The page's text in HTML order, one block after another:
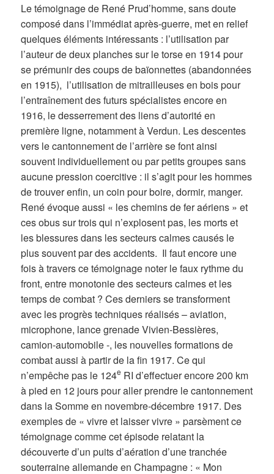
Le témoignage de René Prud’homme, sans doute
composé dans l’immédiat après-guerre, met en relief
quelques éléments intéressants : l’utilisation par
l’auteur de deux planches sur le torse en 1914 pour
se prémunir des coups de baïonnettes (abandonnées
en 1915), l’utilisation de mitrailleuses en bois pour
l’entraînement des futurs spécialistes encore en
1916, le desserrement des liens d’autorité en
première ligne, notamment à Verdun. Les descentes
vers le cantonnement de l’arrière se font ainsi
souvent individuellement ou par petits groupes sans
aucune pression coercitive : il s’agit pour les hommes
de trouver enfin, un coin pour boire, dormir, manger.
René évoque aussi « les chemins de fer aériens » et
ces obus sur trois qui n’explosent pas, les morts et
les blessures dans les secteurs calmes causés le
plus souvent par des accidents. Il faut encore une
fois à travers ce témoignage noter le faux rythme du
front, entre monotonie des secteurs calmes et les
temps de combat ? Ces derniers se transforment
avec les progrès techniques réalisés – aviation,
microphone, lance grenade Vivien-Bessières,
camion-automobile -, les nouvelles formations de
combat aussi à partir de la fin 1917. Ce qui
n’empêche pas le 124e RI d’effectuer encore 200 km
à pied en 12 jours pour aller prendre le cantonnement
dans la Somme en novembre-décembre 1917. Des
exemples de « vivre et laisser vivre » parsèment ce
témoignage comme cet épisode relatant la
découverte d’un puits d’aération d’une tranchée
souterraine allemande en Champagne : « Mon